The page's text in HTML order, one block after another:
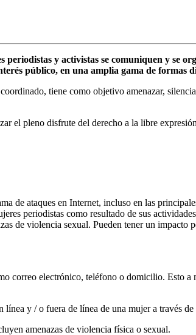
y activistas se comuniquen y se
público, en una amplia gama de formas
tiene como objetivo amenazar,
el pleno disfrute del derecho a la libre
de ataques en Internet, incluso en las
periodistas como resultado de sus
de violencia sexual. Pueden tener un
electrónico, teléfono o domicilio. Esto a
y / o fuera de línea de una mujer a través
amenazas de violencia física o sexual.